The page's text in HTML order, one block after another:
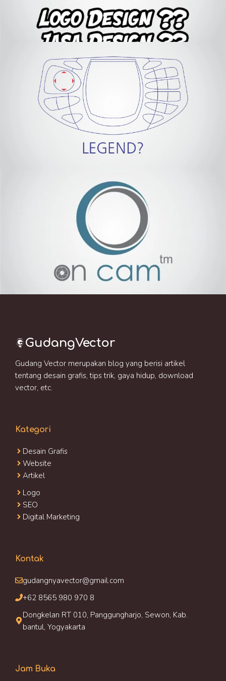
GudangVector
Gudang Vector merupakan blog yang berisi artikel
tentang desain grafis, tips trik, gaya hidup, download
vector, etc.
Kategori
Desain Grafis
Website
Artikel
Logo
SEO
Digital Marketing
Kontak
gudangnyavector@gmail.com
+62 8565 980 970 8
Dongkelan RT 010, Panggungharjo, Sewon, Kab.
bantul, Yogyakarta
Jam Buka